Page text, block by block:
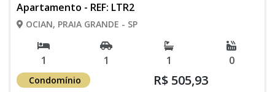
Apartamento - REF: LTR2
OCIAN, PRAIA GRANDE - SP
1 1 1 0
Condomínio R$ 505,93